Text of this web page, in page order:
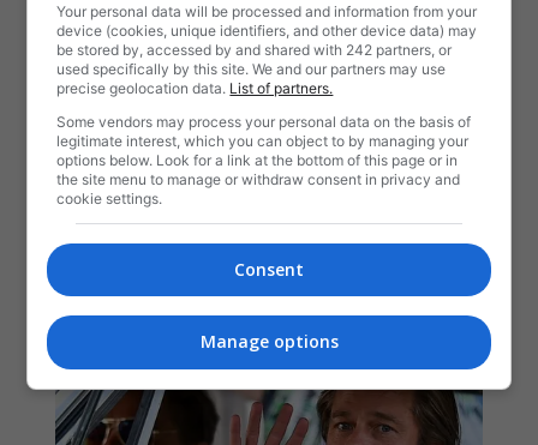
Your personal data will be processed and information from your
device (cookies, unique identifiers, and other device data) may
be stored by, accessed by and shared with 242 partners, or
used specifically by this site. We and our partners may use
precise geolocation data. List of partners.
Some vendors may process your personal data on the basis of
legitimate interest, which you can object to by managing your
options below. Look for a link at the bottom of this page or in
the site menu to manage or withdraw consent in privacy and
cookie settings.
Consent
Manage options